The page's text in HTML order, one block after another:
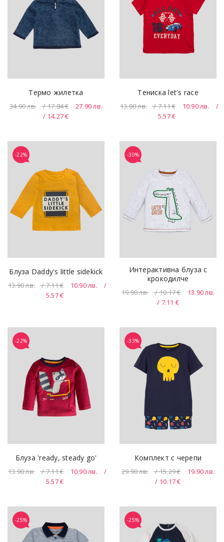
Термо жилетка
34.90лв. / 17.84 € 27.90лв.
/ 14.27 €
Тениска let's race
13.90лв. / 7.11 € 10.90лв.
/
5.57 €
-22%
Блуза Daddy's little sidekick
13.90лв. / 7.11 € 10.90лв.
/
5.57 €
-30%
Интерактивна блуза с
крокодилче
19.90лв. / 10.17 € 13.90лв.
/ 7.11 €
-22%
Блуза 'ready, steady go'
13.90лв. / 7.11 € 10.90лв.
/
5.57 €
-33%
Комплект с черепи
29.90лв. / 15.29 € 19.90лв.
/ 10.17 €
-25% -25%